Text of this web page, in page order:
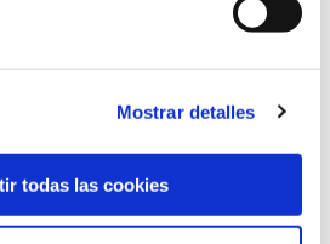
Mostrar detalles
todas las cookies
de Amboage 12, 1º
A Coruña
981 235 265